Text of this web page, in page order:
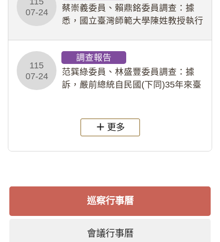
劉師。該生因畏懼成
07-24
蔡崇義委員、賴鼎銘委員調查：據
悉，國立臺灣師範大學陳姓教授執行
術倫理等情案調查報告。(115教調
31)
115
07-24
調查報告
范巽綠委員、林盛豐委員調查：據
訴，嚴前總統自民國(下同)35年來臺
過世後，總統府於89年間函請其家屬
繼續留住
更多
巡察行事曆
會議行事曆